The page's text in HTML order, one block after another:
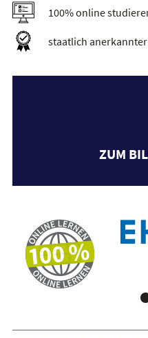
100% online
staatlich
ZUM